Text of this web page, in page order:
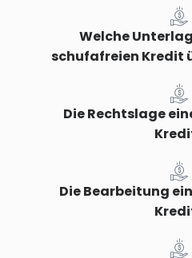
Welche
schufafreien Kredit
Die Rechtslage
Die Bearbeitung